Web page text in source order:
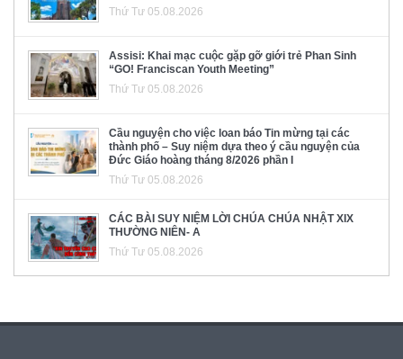
Thứ Tư 05.08.2026
Assisi: Khai mạc cuộc gặp gỡ giới trẻ Phan Sinh
“GO! Franciscan Youth Meeting”
Thứ Tư 05.08.2026
Cầu nguyện cho việc loan báo Tin mừng tại các
thành phố – Suy niệm dựa theo ý cầu nguyện của
Đức Giáo hoàng tháng 8/2026 phần I
Thứ Tư 05.08.2026
CÁC BÀI SUY NIỆM LỜI CHÚA CHÚA NHẬT XIX
THƯỜNG NIÊN- A
Thứ Tư 05.08.2026